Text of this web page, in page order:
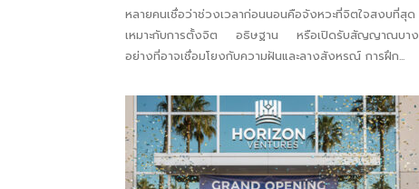
หลายคนเชื่อว่าช่วงเวลาก่อนนอนคือจังหวะที่จิตใจสงบที่สุด
เหมาะกับการตั้งจิต อธิษฐาน หรือเปิดรับสัญญาณบาง
อย่างที่อาจเชื่อมโยงกับความฝันและลางสังหรณ์ การฝึก...